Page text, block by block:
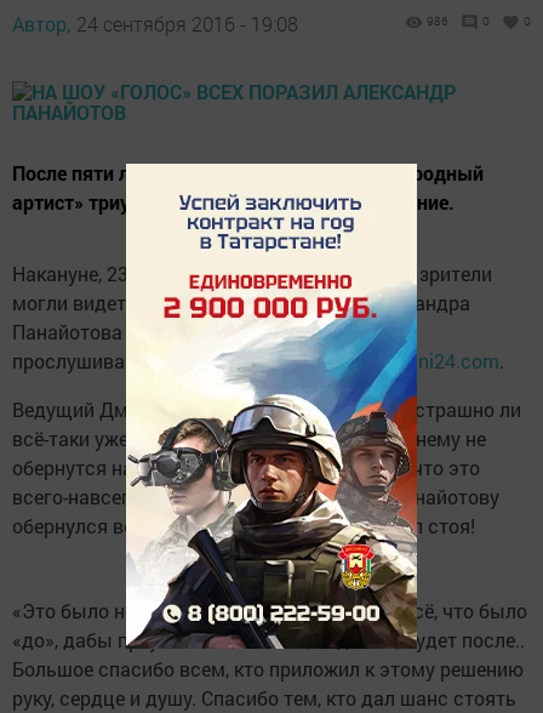
Автор, 24 сентября 2016 - 19:08 986 0 0
После пяти лет забвения финалист шоу «Народный
артист» триумфально вернулся на телевидение.
Накануне, 23 сентября в эфире шоу «Голос» зрители
могли видеть шикарное выступление Александра
Панайотова на так называемых «слепых»
прослушиваниях в пятый сезон, сообщаетdni24.com.
Ведущий Дмитрий Нагиев спросил у певца, страшно ли
всё-таки уже состоявшемуся артисту, что к нему не
обернутся наставники. Александр ответил, что это
всего-навсего его работа. В результате к Панайотову
обернулся весь состав жюри и аплодировал стоя!
«Это было не простое решение.. Обнулить всё, что было
«до», дабы преумножить то, что, надеюсь, будет после..
Большое спасибо всем, кто приложил к этому решению
руку, сердце и душу. Спасибо тем, кто дал шанс стоять